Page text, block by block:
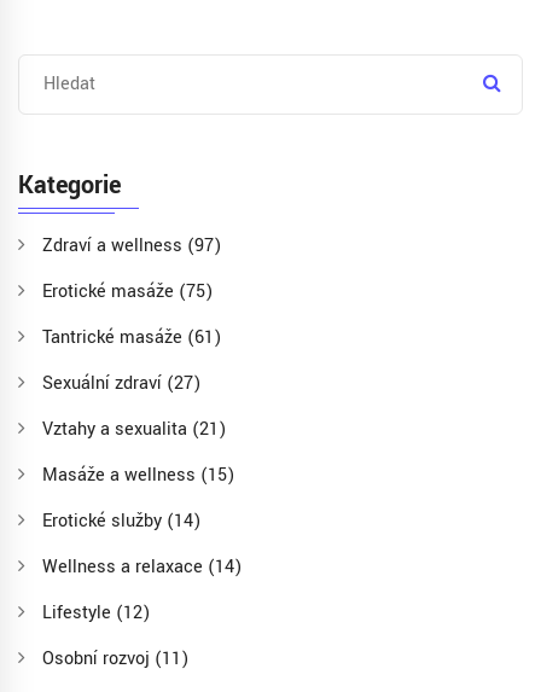
Kategorie
Zdraví a wellness (97)
Erotické masáže (75)
Tantrické masáže (61)
Sexuální zdraví (27)
Vztahy a sexualita (21)
Masáže a wellness (15)
Erotické služby (14)
Wellness a relaxace (14)
Lifestyle (12)
Osobní rozvoj (11)